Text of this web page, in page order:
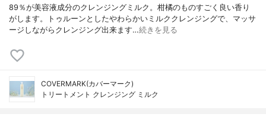
89％が美容液成分のクレンジングミルク。柑橘のものすごく良い香り
がします。トゥルーンとしたやわらかいミルククレンジングで、マッサ
ージしながらクレンジング出来ます…続きを見る
COVERMARK(カバーマーク)
トリートメント クレンジング ミルク